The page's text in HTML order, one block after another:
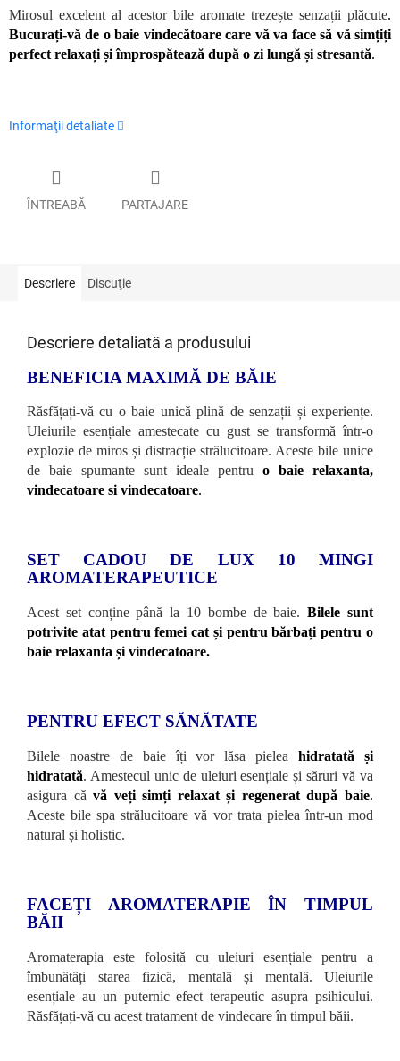
Mirosul excelent al acestor bile aromate trezește senzații plăcute.
Bucurați-vă de o baie vindecătoare care vă va face să vă simțiți
perfect relaxați și împrospătează după o zi lungă și stresantă.
Informaţii detaliate
ÎNTREABĂ PARTAJARE
Descriere Discuţie
Descriere detaliată a produsului
BENEFICIA MAXIMĂ DE BĂIE
Răsfățați-vă cu o baie unică plină de senzații și experiențe.
Uleiurile esențiale amestecate cu gust se transformă într-o
explozie de miros și distracție strălucitoare. Aceste bile unice
de baie spumante sunt ideale pentru o baie relaxanta,
vindecatoare si vindecatoare.
SET CADOU DE LUX 10 MINGI
AROMATERAPEUTICE
Acest set conține până la 10 bombe de baie.Bilele sunt
potrivite atat pentru femei cat și pentru bărbați pentru o
baie relaxanta și vindecatoare.
PENTRU EFECT SĂNĂTATE
Bilele noastre de baie îți vor lăsa pieleahidratată și
hidratată. Amestecul unic de uleiuri esențiale și săruri vă va
asigura căvă veți simți relaxat și regenerat după baie.
Aceste bile spa strălucitoare vă vor trata pielea într-un mod
natural și holistic.
FACEȚI AROMATERAPIE ÎN TIMPUL
BĂII
Aromaterapia este folosită cu uleiuri esențiale pentru a
îmbunătăți starea fizică, mentală și mentală. Uleiurile
esențiale au un puternic efect terapeutic asupra psihicului.
Răsfățați-vă cu acest tratament de vindecare în timpul băii.